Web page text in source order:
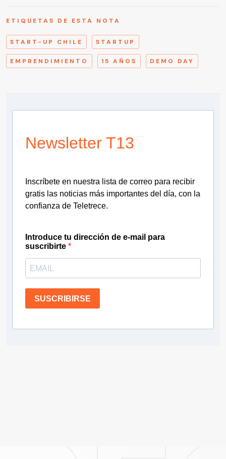
ETIQUETAS DE ESTA NOTA
START-UP CHILE STARTUP
EMPRENDIMIENTO 15 AÑOS DEMO DAY
Newsletter T13
Inscríbete en nuestra lista de correo para recibir
gratis las noticias más importantes del día, con la
confianza de Teletrece.
Introduce tu dirección de e-mail para
suscribirte
SUSCRIBIRSE